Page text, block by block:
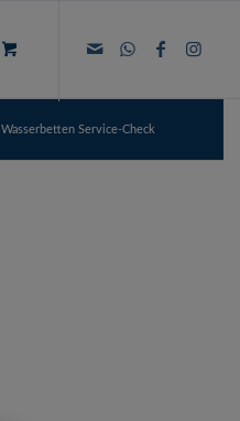
Wasserbetten Service-Check